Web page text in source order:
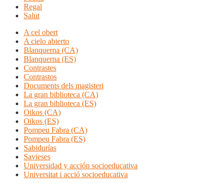
Regal
Salut
A cel obert
A cielo abierto
Blanquerna (CA)
Blanquerna (ES)
Contrastes
Contrastos
Documents dels magisteri
La gran biblioteca (CA)
La gran biblioteca (ES)
Oikos (CA)
Oikos (ES)
Pompeu Fabra (CA)
Pompeu Fabra (ES)
Sabidurías
Savieses
Universidad y acción socioeducativa
Universitat i acció socioeducativa